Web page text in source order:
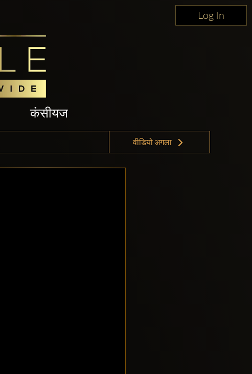
Log In
कंसीयज
वीडियो अगला